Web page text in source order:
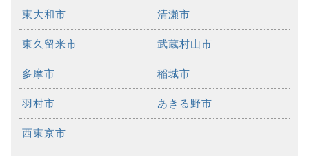
東大和市 清瀬市
東久留米市 武蔵村山市
多摩市 稲城市
羽村市 あきる野市
西東京市